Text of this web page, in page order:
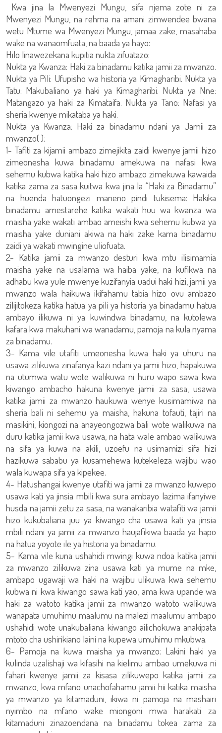
Kwa jina la Mwenyezi Mungu, sifa njema zote ni za
Mwenyezi Mungu, na rehma na amani zimwendee bwana
wetu Mtume wa Mwenyezi Mungu, jamaa zake, masahaba
wake na wanaomfuata, na baada ya hayo:
Hilo linawezekana kupitia nukta zifuatazo:
Nukta ya Kwanza: Haki za binadamu katika jamii za mwanzo.
Nukta ya Pili: Ufupisho wa historia ya Kimagharibi. Nukta ya
Tatu: Makubaliano ya haki ya Kimagharibi. Nukta ya Nne:
Matangazo ya haki za Kimataifa. Nukta ya Tano: Nafasi ya
sheria kwenye mikataba ya haki.
Nukta ya Kwanza: Haki za binadamu ndani ya Jamii za
mwanzo( ):
1- Tafiti za kijamii ambazo zimejikita zaidi kwenye jamii hizo
zimeonesha kuwa binadamu amekuwa na nafasi kwa
sehemu kubwa katika haki hizo ambazo zimekuwa kawaida
katika zama za sasa kuitwa kwa jina la “Haki za Binadamu”
na huenda hatuongezi maneno pindi tukisema: Hakika
binadamu amestarehe katika wakati huu wa kwanza wa
maisha yake wakati ambao ameishi kwa sehemu kubwa ya
maisha yake duniani akiwa na haki zake kama binadamu
zaidi ya wakati mwingine uliofuata.
2- Katika jamii za mwanzo desturi kwa mtu ilisimamia
maisha yake na usalama wa haiba yake, na kufikwa na
adhabu kwa yule mwenye kuzifanyia uadui haki hizi, jamii ya
mwanzo wala haikuwa ikifahamu tabia hizo ovu ambazo
zilijitokeza katika hatua ya pili ya historia ya binadamu hatua
ambayo ilikuwa ni ya kuwindwa binadamu, na kutolewa
kafara kwa makuhani wa wanadamu, pamoja na kula nyama
za binadamu.
3- Kama vile utafiti umeonesha kuwa haki ya uhuru na
usawa zilikuwa zinafanya kazi ndani ya jamii hizo, hapakuwa
na utumwa watu wote walikuwa ni huru wapo sawa kwa
kiwango ambacho hakuna kwenye jamii za sasa, usawa
katika jamii za mwanzo haukuwa wenye kusimamiwa na
sheria bali ni sehemu ya maisha, hakuna tofauti, tajiri na
masikini, kiongozi na anayeongozwa bali wote walikuwa na
duru katika jamii kwa usawa, na hata wale ambao walikuwa
na sifa ya kuwa na akili, uzoefu na usimamizi sifa hizi
hazikuwa sababu ya kusamehewa kutekeleza wajibu wao
wala kuwapa sifa ya kipekee.
4- Hatushangai kwenye utafiti wa jamii za mwanzo kuwepo
usawa kati ya jinsia mbili kwa sura ambayo lazima ifanyiwe
husda na jamii zetu za sasa, na wanakaribia watafiti wa jamii
hizo kukubaliana juu ya kiwango cha usawa kati ya jinsia
mbili ndani ya jamii za mwanzo haujafikiwa baada ya hapo
na hatua yoyote ile ya historia ya binadamu.
5- Kama vile kuna ushahidi mwingi kuwa ndoa katika jamii
za mwanzo zilikuwa zina usawa kati ya mume na mke,
ambapo ugawaji wa haki na wajibu ulikuwa kwa sehemu
kubwa ni kwa kiwango sawa kati yao, ama kwa upande wa
haki za watoto katika jamii za mwanzo watoto walikuwa
wanapata umuhimu maalumu na malezi maalumu ambapo
ushahidi wote unakubaliana kiwango ailichokuwa anakipata
mtoto cha ushirikiano laini na kupewa umuhimu mkubwa.
6- Pamoja na kuwa maisha ya mwanzo: Lakini haki ya
kulinda uzalishaji wa kifasihi na kielimu ambao umekuwa ni
fahari kwenye jamii za kisasa zilikuwepo katika jamii za
mwanzo, kwa mfano unachofahamu jamii hii katika maisha
ya mwanzo ya kitamaduni, ikiwa ni pamoja na mashairi
nyimbo na mfano wake miongoni mwa harakati za
kitamaduni zinazoendana na binadamu tokea zama za